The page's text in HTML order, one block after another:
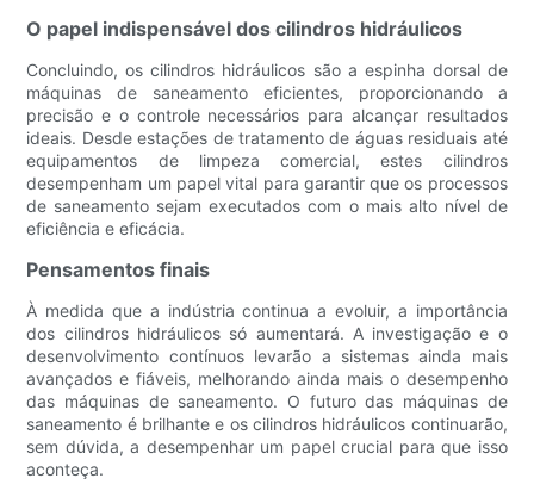
O papel indispensável dos cilindros hidráulicos
Concluindo, os cilindros hidráulicos são a espinha dorsal de
máquinas de saneamento eficientes, proporcionando a
precisão e o controle necessários para alcançar resultados
ideais. Desde estações de tratamento de águas residuais até
equipamentos de limpeza comercial, estes cilindros
desempenham um papel vital para garantir que os processos
de saneamento sejam executados com o mais alto nível de
eficiência e eficácia.
Pensamentos finais
À medida que a indústria continua a evoluir, a importância
dos cilindros hidráulicos só aumentará. A investigação e o
desenvolvimento contínuos levarão a sistemas ainda mais
avançados e fiáveis, melhorando ainda mais o desempenho
das máquinas de saneamento. O futuro das máquinas de
saneamento é brilhante e os cilindros hidráulicos continuarão,
sem dúvida, a desempenhar um papel crucial para que isso
aconteça.